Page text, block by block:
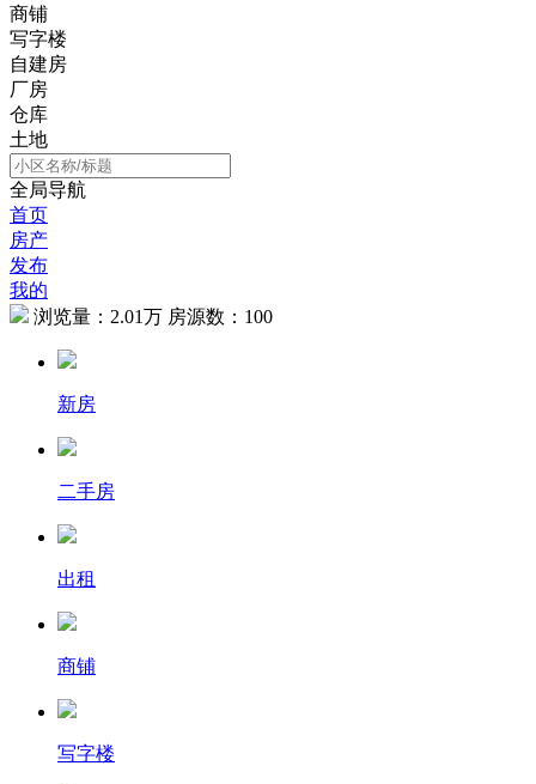
商铺
写字楼
自建房
厂房
仓库
土地
全局导航
首页
房产
发布
我的
浏览量： 2.01万 房源数： 100
新房
二手房
出租
商铺
写字楼